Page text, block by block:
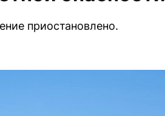
приостановлено.